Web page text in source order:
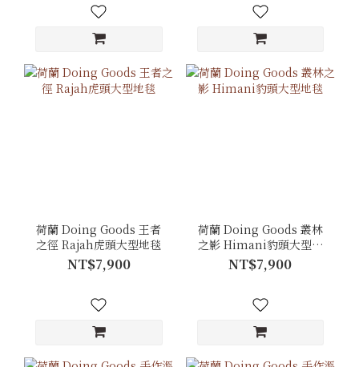
荷蘭 Doing Goods 王者
之徑 Rajah虎頭大型地毯
NT$7,900
荷蘭 Doing Goods 叢林
之影 Himani豹頭大型地
毯
NT$7,900